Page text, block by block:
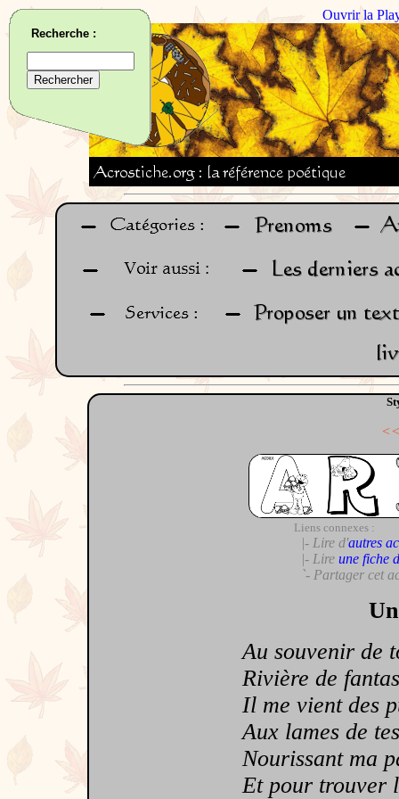
Ouvrir la
Liens connexes :
|- Lire d'autres
|- Lire une fiche
`- Partager cet
Au souvenir de
Rivière de
Il me vient des
Aux lames de tes
Nourissant ma
Et pour trouver
Recherche :